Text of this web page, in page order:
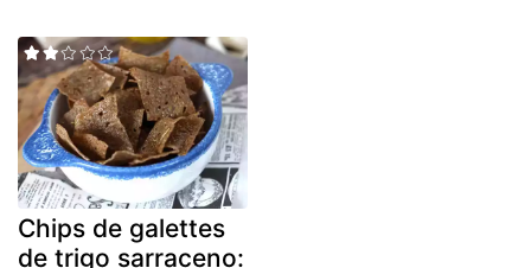
Chips de galettes
de trigo sarraceno: